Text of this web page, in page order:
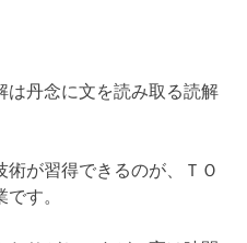
は丹念に文を読み取る読解
術が習得できるのが、ＴＯ
す。